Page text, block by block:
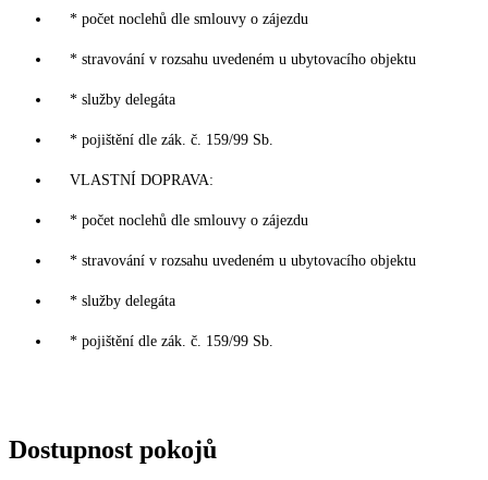
* počet noclehů dle smlouvy o zájezdu
* stravování v rozsahu uvedeném u ubytovacího objektu
* služby delegáta
* pojištění dle zák. č. 159/99 Sb.
VLASTNÍ DOPRAVA:
* počet noclehů dle smlouvy o zájezdu
* stravování v rozsahu uvedeném u ubytovacího objektu
* služby delegáta
* pojištění dle zák. č. 159/99 Sb.
Dostupnost pokojů